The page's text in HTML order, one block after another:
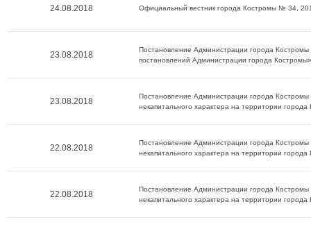
24.08.2018 Официальный вестник города Костромы № 34,
23.08.2018
Постановление Администрации города
постановлений Администрации города
23.08.2018
Постановление Администрации города
некапитального характера на территории
22.08.2018
Постановление Администрации города
некапитального характера на территории
22.08.2018
Постановление Администрации города
некапитального характера на территории